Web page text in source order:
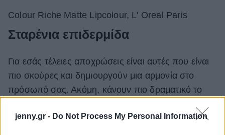
jenny.gr - Do Not Process My Personal Information
Colour Riche Matte Lipcolour, L' Oreal Paris
Σταρένια επιδερμίδα
Για εσάς τέλειες αποχρώσεις είναι αυτές που είναι
πιο σκούρες και δημιουργούν μια αρμονία στο
πρόσωπό σας. Ακόμη, κάνουν πιο δραματικό το
που θέλετε.